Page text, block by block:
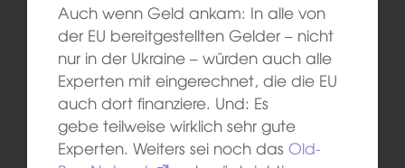
Auch wenn Geld ankam: In alle von
der EU bereitgestellten Gelder – nicht
nur in der Ukraine – würden auch alle
Experten mit eingerechnet, die die EU
auch dort finanziere. Und: Es
gebe teilweise wirklich sehr gute
Experten. Weiters sei noch das Old-